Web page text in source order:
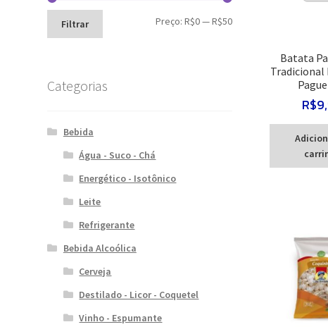
Batata
Tradicional
R$
Preço
Preço
Filtrar Preço:R$0—R$50
Categorias
Bebida
Água - Suco - Chá
Energético - Isotônico
Leite
Refrigerante
Bebida Alcoólica
Cerveja
Destilado - Licor - Coquetel
Vinho - Espumante